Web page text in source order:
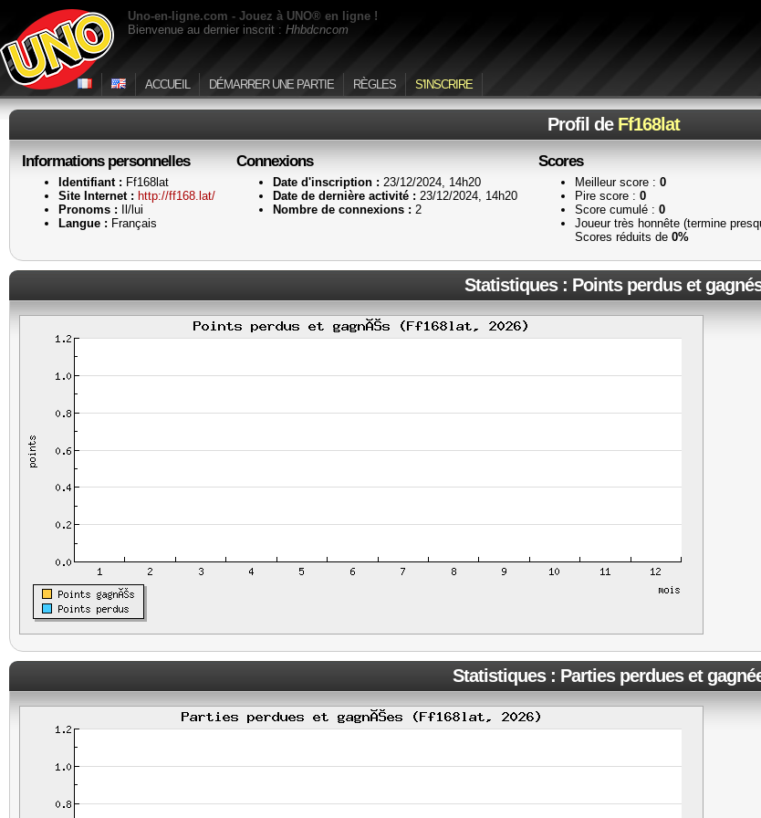
Uno-en-ligne.com - Jouez à UNO® en ligne !
Bienvenue au dernier inscrit : Hhbdcncom
ACCUEIL DÉMARRER UNE PARTIE RÈGLES S'INSCRIRE
Profil de Ff168lat
Informations personnelles
Identifiant : Ff168lat
Site Internet : http://ff168.lat/
Pronoms : Il/lui
Langue : Français
Connexions
Date d'inscription : 23/12/2024, 14h20
Date de dernière activité : 23/12/2024, 14h20
Nombre de connexions : 2
Scores
Meilleur score : 0
Pire score : 0
Score cumulé : 0
Joueur très honnête (termine
Scores réduits de 0%
Statistiques : Points perdus et
Statistiques : Parties perdues et